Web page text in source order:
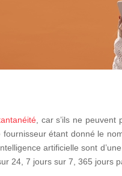
, car s’ils ne peuvent
étant donné le
artificielle sont
24, 7 jours sur 7, 365 jours